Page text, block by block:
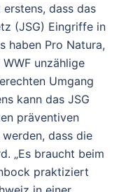
dass das
(JSG) Eingriffe in
haben Pro Natura,
unzählige
Umgang
kann das JSG
präventiven
dass die
„Es braucht beim
praktiziert